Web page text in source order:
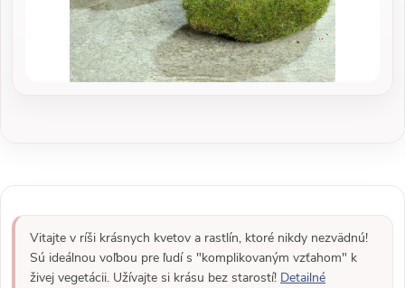
Vitajte v ríši krásnych kvetov a rastlín, ktoré nikdy nezvädnú!
Sú ideálnou voľbou pre ľudí s "komplikovaným vzťahom" k
živej vegetácii. Užívajte si krásu bez starostí! Detailné